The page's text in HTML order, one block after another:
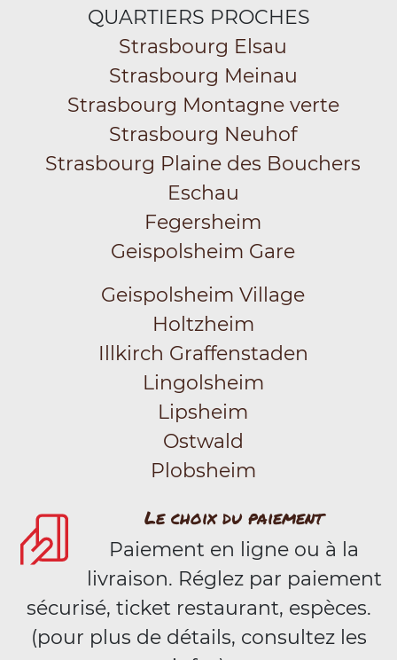
QUARTIERS PROCHES
Strasbourg Elsau
Strasbourg Meinau
Strasbourg Montagne verte
Strasbourg Neuhof
Strasbourg Plaine des Bouchers
Eschau
Fegersheim
Geispolsheim Gare
Geispolsheim Village
Holtzheim
Illkirch Graffenstaden
Lingolsheim
Lipsheim
Ostwald
Plobsheim
Le choix du paiement
Paiement en ligne ou à la
livraison. Réglez par paiement
sécurisé, ticket restaurant, espèces.
(pour plus de détails, consultez les